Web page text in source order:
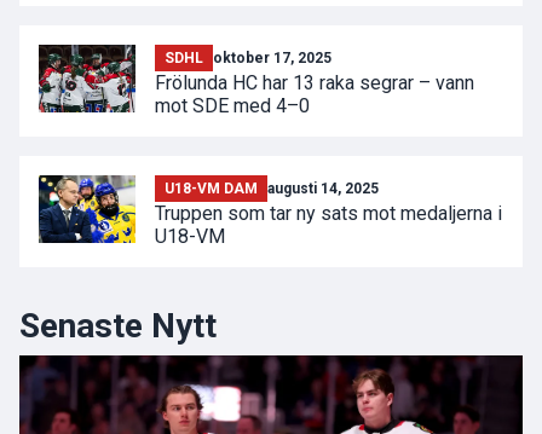
SDHL oktober 17, 2025
Frölunda HC har 13 raka segrar – vann
mot SDE med 4–0
U18-VM DAM augusti 14, 2025
Truppen som tar ny sats mot medaljerna i
U18-VM
Senaste Nytt